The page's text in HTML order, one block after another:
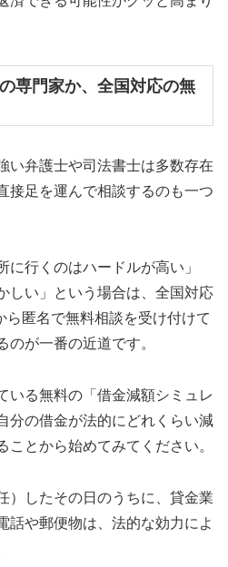
専門家か、全国対応の無
い弁護士や司法書士は多数存在
接足を運んで相談するのも一つ
に行くのはハードルが高い」
しい」という場合は、全国対応
ら匿名で無料相談を受け付けて
のが一番の近道です。
いる無料の「借金減額シミュレ
分の借金が法的にどれくらい減
ことから始めてみてください。
）したその日のうちに、貸金業
話や郵便物は、法的な効力によ